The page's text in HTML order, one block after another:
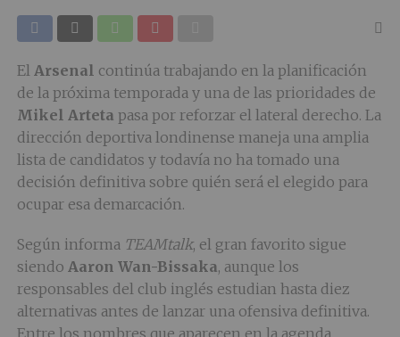
ElArsenal continúa trabajando en la planificación
de la próxima temporada y una de las prioridades de
Mikel Arteta pasa por reforzar el lateral derecho. La
dirección deportiva londinense maneja una amplia
lista de candidatos y todavía no ha tomado una
decisión definitiva sobre quién será el elegido para
ocupar esa demarcación.
Según informaTEAMtalk, el gran favorito sigue
siendo Aaron Wan-Bissaka, aunque los
responsables del club inglés estudian hasta diez
alternativas antes de lanzar una ofensiva definitiva.
Entre los nombres que aparecen en la agenda